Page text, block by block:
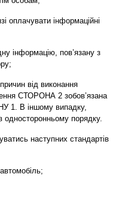
оплачувати інформаційні
інформацію, пов’язану з
від виконання
СТОРОНА 2 зобов’язана
1. В іншому випадку,
односторонньому порядку.
наступних стандартів